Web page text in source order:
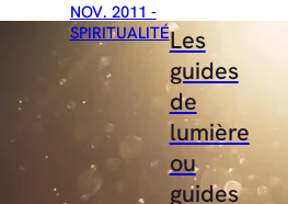
NOV. 2011 -
SPIRITUALITÉLes
guides
de
lumière
ou
guides